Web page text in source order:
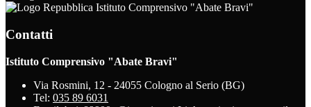
Istituto Comprensivo "Abate Bravi"
Contatti
Istituto Comprensivo "Abate Bravi"
Via Rosmini, 12 - 24055 Cologno al Serio (BG)
Tel: 035 89 6031